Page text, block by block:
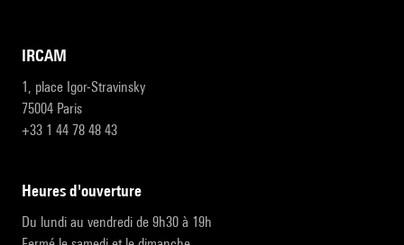
IRCAM
1, place Igor-Stravinsky
75004 Paris
+33 1 44 78 48 43
heures d'ouverture
Du lundi au vendredi de 9h30 à 19h